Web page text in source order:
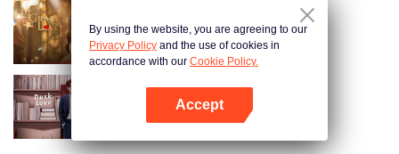
佔有姜西
暮色心迹
By using the website, you are agreeing to our
Privacy Policy and the use of cookies in
accordance with our Cookie Policy.
Accept